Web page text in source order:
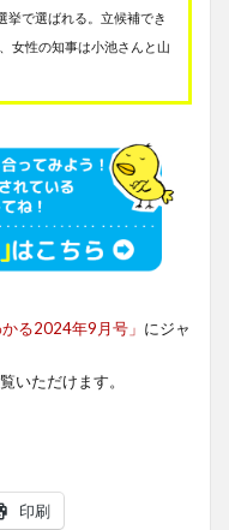
で選ばれる。立候補でき
女性の知事は小池さんと山
かる2024年9月号」 にジャ
いただけます。
印刷